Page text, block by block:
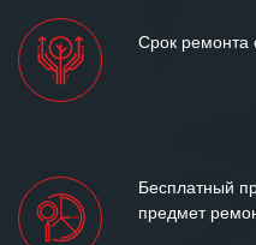
Срок ремонта
Бесплатный
предмет